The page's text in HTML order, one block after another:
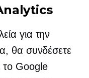
για την
θα συνδέσετε
το Google